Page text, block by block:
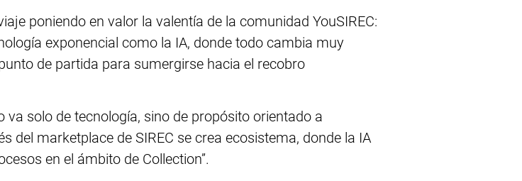
poniendo en valor la valentía de la comunidad YouSIREC:
exponencial como la IA, donde todo cambia muy
de partida para sumergirse hacia el recobro
solo de tecnología, sino de propósito orientado a
del marketplace de SIREC se crea ecosistema, donde la IA
en el ámbito de Collection”.